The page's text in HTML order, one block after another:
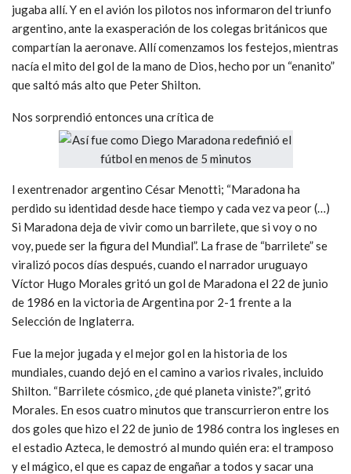
jugaba allí. Y en el avión los pilotos nos informaron del triunfo
argentino, ante la exasperación de los colegas británicos que
compartían la aeronave. Allí comenzamos los festejos, mientras
nacía el mito del gol de la mano de Dios, hecho por un “enanito”
que saltó más alto que Peter Shilton.
Nos sorprendió entonces una crítica de
l exentrenador argentino César Menotti; “Maradona ha
perdido su identidad desde hace tiempo y cada vez va peor (…)
Si Maradona deja de vivir como un barrilete, que si voy o no
voy, puede ser la figura del Mundial”. La frase de “barrilete” se
viralizó pocos días después, cuando el narrador uruguayo
Víctor Hugo Morales gritó un gol de Maradona el 22 de junio
de 1986 en la victoria de Argentina por 2-1 frente a la
Selección de Inglaterra.
Fue la mejor jugada y el mejor gol en la historia de los
mundiales, cuando dejó en el camino a varios rivales, incluido
Shilton. “Barrilete cósmico, ¿de qué planeta viniste?”, gritó
Morales. En esos cuatro minutos que transcurrieron entre los
dos goles que hizo el 22 de junio de 1986 contra los ingleses en
el estadio Azteca, le demostró al mundo quién era: el tramposo
y el mágico, el que es capaz de engañar a todos y sacar una